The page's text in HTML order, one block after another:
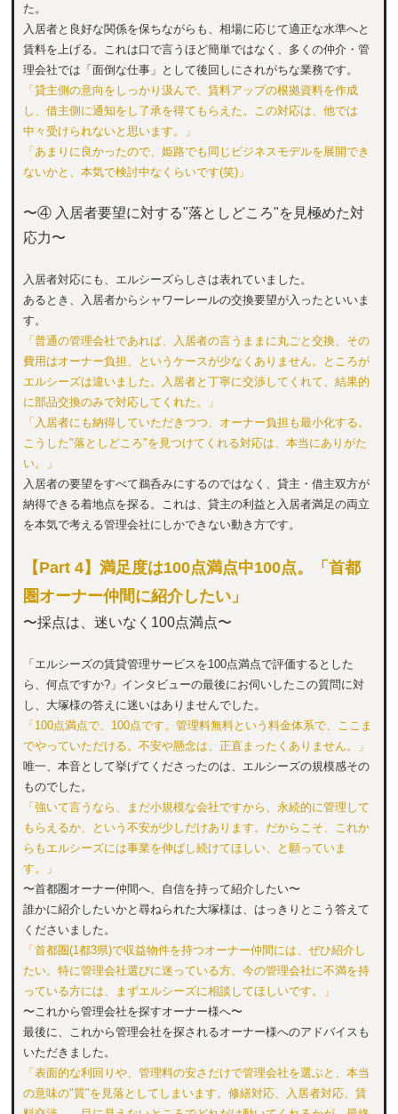
た。
入居者と良好な関係を保ちながらも、相場に応じて適正な水準へと
賃料を上げる。これは口で言うほど簡単ではなく、多くの仲介・管
理会社では「面倒な仕事」として後回しにされがちな業務です。
「貸主側の意向をしっかり汲んで、賃料アップの根拠資料を作成
し、借主側に通知をし了承を得てもらえた。この対応は、他では
中々受けられないと思います。」
「あまりに良かったので、姫路でも同じビジネスモデルを展開でき
ないかと、本気で検討中なくらいです(笑)」
〜④ 入居者要望に対する"落としどころ"を見極めた対
応力〜
入居者対応にも、エルシーズらしさは表れていました。
あるとき、入居者からシャワーレールの交換要望が入ったといいま
す。
「普通の管理会社であれば、入居者の言うままに丸ごと交換、その
費用はオーナー負担、というケースが少なくありません。ところが
エルシーズは違いました。入居者と丁寧に交渉してくれて、結果的
に部品交換のみで対応してくれた。」
「入居者にも納得していただきつつ、オーナー負担も最小化する。
こうした"落としどころ"を見つけてくれる対応は、本当にありがた
い。」
入居者の要望をすべて鵜呑みにするのではなく、貸主・借主双方が
納得できる着地点を探る。これは、貸主の利益と入居者満足の両立
を本気で考える管理会社にしかできない動き方です。
【Part 4】満足度は100点満点中100点。「首都
圏オーナー仲間に紹介したい」
〜採点は、迷いなく100点満点〜
「エルシーズの賃貸管理サービスを100点満点で評価するとした
ら、何点ですか?」インタビューの最後にお伺いしたこの質問に対
し、大塚様の答えに迷いはありませんでした。
「100点満点で、100点です。管理料無料という料金体系で、ここま
でやっていただける。不安や懸念は、正直まったくありません。」
唯一、本音として挙げてくださったのは、エルシーズの規模感その
ものでした。
「強いて言うなら、まだ小規模な会社ですから、永続的に管理して
もらえるか、という不安が少しだけあります。だからこそ、これか
らもエルシーズには事業を伸ばし続けてほしい、と願っていま
す。」
〜首都圏オーナー仲間へ、自信を持って紹介したい〜
誰かに紹介したいかと尋ねられた大塚様は、はっきりとこう答えて
くださいました。
「首都圏(1都3県)で収益物件を持つオーナー仲間には、ぜひ紹介し
たい。特に管理会社選びに迷っている方、今の管理会社に不満を持
っている方には、まずエルシーズに相談してほしいです。」
〜これから管理会社を探すオーナー様へ〜
最後に、これから管理会社を探されるオーナー様へのアドバイスも
いただきました。
「表面的な利回りや、管理料の安さだけで管理会社を選ぶと、本当
の意味の"質"を見落としてしまいます。修繕対応、入居者対応、賃